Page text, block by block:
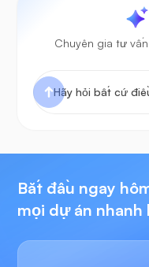
Chuyên gia tư
Bắt đầu ngay
mọi dự án